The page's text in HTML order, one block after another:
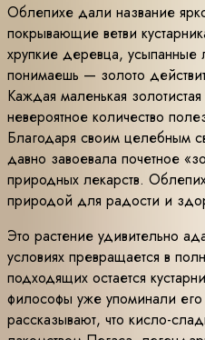
Облепихе дали название
покрывающие ветви
хрупкие деревца,
понимаешь — золото
Каждая маленькая
невероятное количество
Благодаря своим целебным
давно завоевала почетное
природных лекарств.
природой для радости и
Это растение удивительно
условиях превращается в
подходящих остается
философы уже упоминали
рассказывают, что кисло-